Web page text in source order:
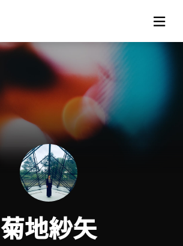
BIG UP!について
ニュース
料金プラン
サポート
ご利用の流れ
よくある質問
菊地紗矢